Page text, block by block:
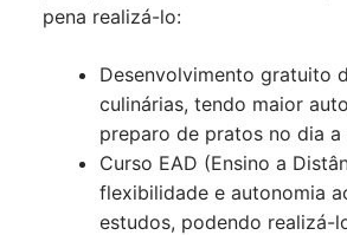
pena realizá-lo:
Desenvolvimento gratuito
culinárias, tendo maior
preparo de pratos no dia a
Curso EAD (Ensino a
flexibilidade e autonomia
estudos, podendo realizá-